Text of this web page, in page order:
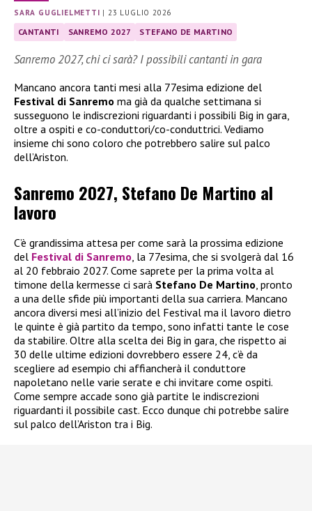
SARA GUGLIELMETTI | 23 LUGLIO 2026
CANTANTI SANREMO 2027 STEFANO DE MARTINO
Sanremo 2027, chi ci sarà? I possibili cantanti in gara
Mancano ancora tanti mesi alla 77esima edizione del
Festival di Sanremo ma già da qualche settimana si
susseguono le indiscrezioni riguardanti i possibili Big in gara,
oltre a ospiti e co-conduttori/co-conduttrici. Vediamo
insieme chi sono coloro che potrebbero salire sul palco
dell’Ariston.
Sanremo 2027, Stefano De Martino al
lavoro
C’è grandissima attesa per come sarà la prossima edizione
del Festival di Sanremo , la 77esima, che si svolgerà dal 16
al 20 febbraio 2027. Come saprete per la prima volta al
timone della kermesse ci sarà Stefano De Martino , pronto
a una delle sfide più importanti della sua carriera. Mancano
ancora diversi mesi all’inizio del Festival ma il lavoro dietro
le quinte è già partito da tempo, sono infatti tante le cose
da stabilire. Oltre alla scelta dei Big in gara, che rispetto ai
30 delle ultime edizioni dovrebbero essere 24, c’è da
scegliere ad esempio chi affiancherà il conduttore
napoletano nelle varie serate e chi invitare come ospiti.
Come sempre accade sono già partite le indiscrezioni
riguardanti il possibile cast. Ecco dunque chi potrebbe salire
sul palco dell’Ariston tra i Big.